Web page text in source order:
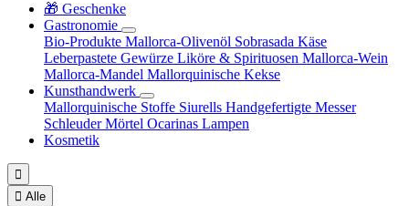
🎁 Geschenke
Gastronomie
Bio-Produkte Mallorca-Olivenöl Sobrasada Käse
Leberpastete Gewürze Liköre & Spirituosen Mallorca-Wein
Mallorca-Mandel Mallorquinische Kekse
Kunsthandwerk
Mallorquinische Stoffe Siurells Handgefertigte Messer
SchleuderMörtel Ocarinas Lampen
Kosmetik

 Alle